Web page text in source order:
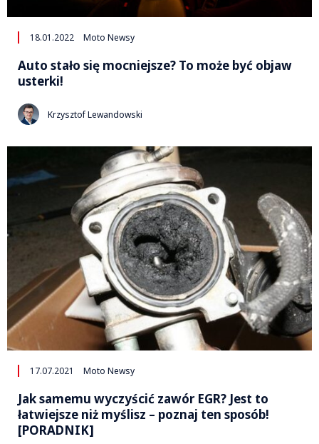
18.01.2022 Moto Newsy
Auto stało się mocniejsze? To może być objaw
usterki!
Krzysztof Lewandowski
17.07.2021 Moto Newsy
Jak samemu wyczyścić zawór EGR? Jest to
łatwiejsze niż myślisz – poznaj ten sposób!
[PORADNIK]